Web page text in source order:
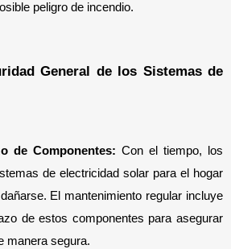
peligro de incendio.
General de los Sistemas de
de Componentes: Con el tiempo, los
de electricidad solar para el hogar
El mantenimiento regular incluye
de estos componentes para asegurar
manera segura.